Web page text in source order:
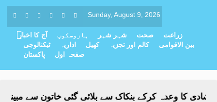
Sunday, August 9, 2026
آج کا اخبار ہاروسکوپ شہر شہر صحت
زراعت
ٹیکنالوجی
اداریہ کھیل کالم اور تجزیہ
بین الاقوامی
پاکستان
صفحہ اول
کا وعدہ کرکے بنکاک سے بلائی گئی خاتون سے مبینہ